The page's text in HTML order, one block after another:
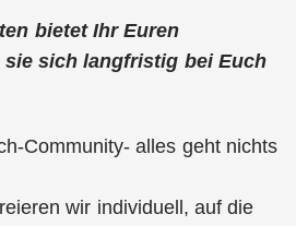
bietet Ihr Euren
sich langfristig bei Euch
Community- alles geht nichts
wir individuell, auf die